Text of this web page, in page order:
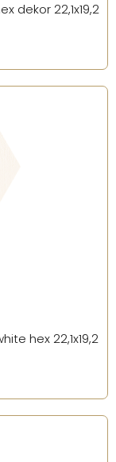
dekor 22,1x19,2
hex 22,1x19,2